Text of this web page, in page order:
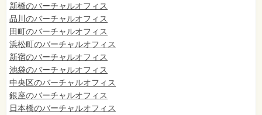
新橋のバーチャルオフィス
品川のバーチャルオフィス
田町のバーチャルオフィス
浜松町のバーチャルオフィス
新宿のバーチャルオフィス
池袋のバーチャルオフィス
中央区のバーチャルオフィス
銀座のバーチャルオフィス
日本橋のバーチャルオフィス